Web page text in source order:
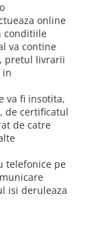
online
conditiile
va contine
pretul livrarii
in
va fi insotita,
de certificatul
de catre
telefonice pe
isi deruleaza